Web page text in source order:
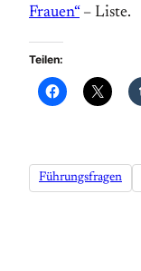
Frauen“ – Liste.
Teilen:
Führungsfragen